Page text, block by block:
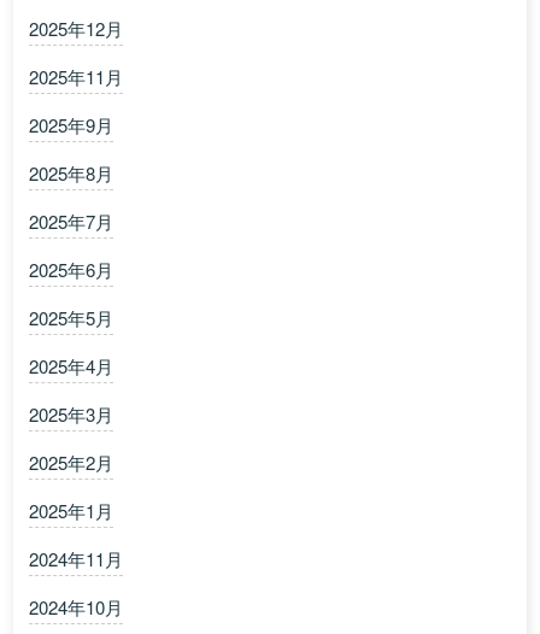
2025年12月
2025年11月
2025年9月
2025年8月
2025年7月
2025年6月
2025年5月
2025年4月
2025年3月
2025年2月
2025年1月
2024年11月
2024年10月